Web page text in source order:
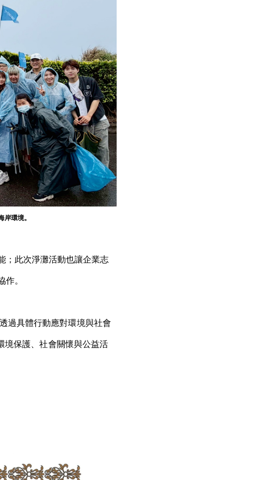
環境。
；此次淨灘活動也讓企業志
。
過具體行動應對環境與社會
境保護、社會關懷與公益活